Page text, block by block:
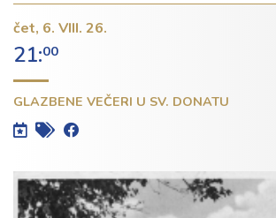
O nama
Projekti
Najam
čet, 6. VIII. 26.
21:00
GLAZBENE VEČERI U SV. DONATU